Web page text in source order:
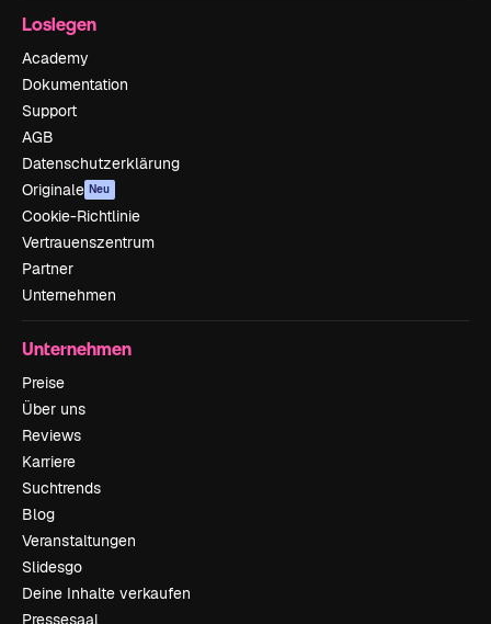
Loslegen
Academy
Dokumentation
Support
AGB
Datenschutzerklärung
Originale Neu
Cookie-Richtlinie
Vertrauenszentrum
Partner
Unternehmen
Unternehmen
Preise
Über uns
Reviews
Karriere
Suchtrends
Blog
Veranstaltungen
Slidesgo
Deine Inhalte verkaufen
Pressesaal